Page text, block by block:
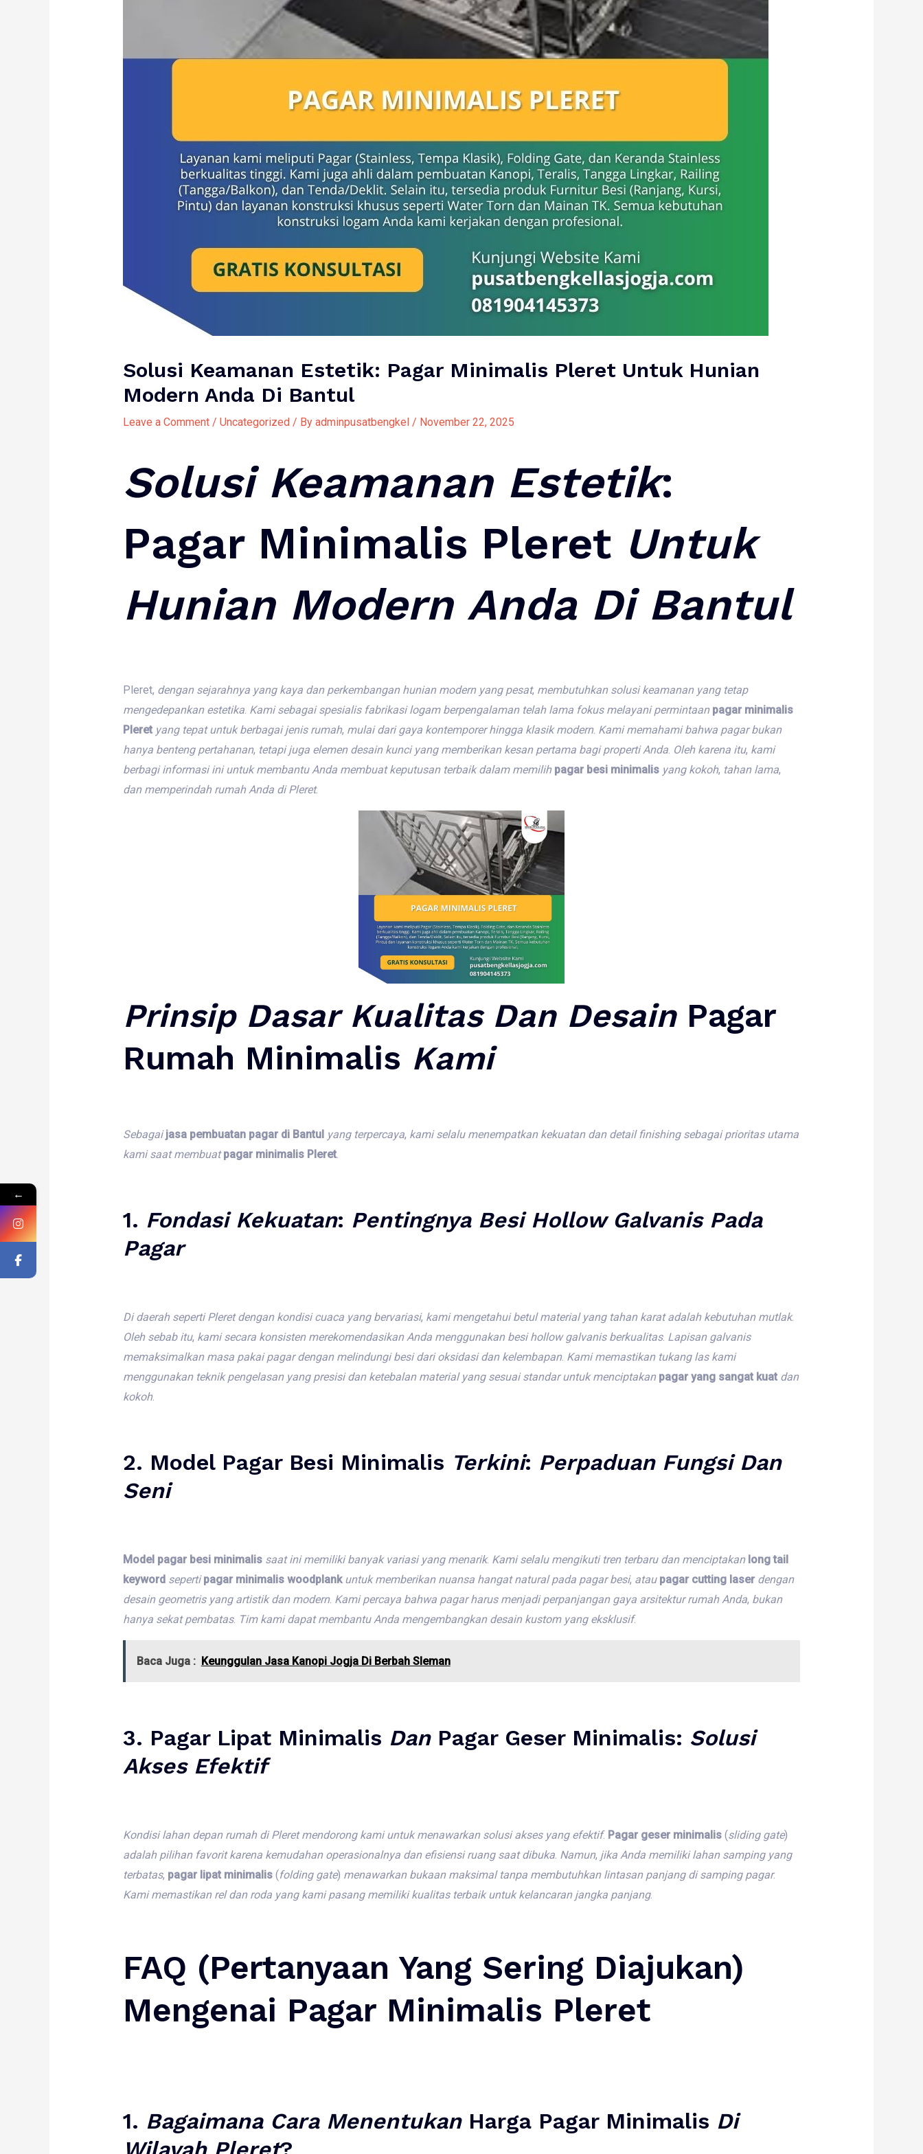
Solusi Keamanan Estetik: Pagar Minimalis Pleret Untuk Hunian
Modern Anda Di Bantul
Leave a Comment / Uncategorized / By adminpusatbengkel / November 22, 2025
Solusi Keamanan Estetik:
Pagar Minimalis Pleret Untuk
Hunian Modern Anda Di Bantul
Pleret, dengan sejarahnya yang kaya dan perkembangan hunian modern yang pesat, membutuhkan solusi keamanan yang tetap
mengedepankan estetika. Kami sebagai spesialis fabrikasi logam berpengalaman telah lama fokus melayani permintaan pagar minimalis
Pleret yang tepat untuk berbagai jenis rumah, mulai dari gaya kontemporer hingga klasik modern. Kami memahami bahwa pagar bukan
hanya benteng pertahanan, tetapi juga elemen desain kunci yang memberikan kesan pertama bagi properti Anda. Oleh karena itu, kami
berbagi informasi ini untuk membantu Anda membuat keputusan terbaik dalam memilih pagar besi minimalis yang kokoh, tahan lama,
dan memperindah rumah Anda di Pleret.
Prinsip Dasar Kualitas Dan Desain Pagar
Rumah Minimalis Kami
Sebagai jasa pembuatan pagar di Bantul yang terpercaya, kami selalu menempatkan kekuatan dan detail finishing sebagai prioritas utama
kami saat membuat pagar minimalis Pleret.
1. Fondasi Kekuatan: Pentingnya Besi Hollow Galvanis Pada
Pagar
Di daerah seperti Pleret dengan kondisi cuaca yang bervariasi, kami mengetahui betul material yang tahan karat adalah kebutuhan mutlak.
Oleh sebab itu, kami secara konsisten merekomendasikan Anda menggunakan besi hollow galvanis berkualitas. Lapisan galvanis
memaksimalkan masa pakai pagar dengan melindungi besi dari oksidasi dan kelembapan. Kami memastikan tukang las kami
menggunakan teknik pengelasan yang presisi dan ketebalan material yang sesuai standar untuk menciptakan pagar yang sangat kuat dan
kokoh.
2. Model Pagar Besi Minimalis Terkini: Perpaduan Fungsi Dan
Seni
Model pagar besi minimalis saat ini memiliki banyak variasi yang menarik. Kami selalu mengikuti tren terbaru dan menciptakan long tail
keyword seperti pagar minimalis woodplank untuk memberikan nuansa hangat natural pada pagar besi, atau pagar cutting laser dengan
desain geometris yang artistik dan modern. Kami percaya bahwa pagar harus menjadi perpanjangan gaya arsitektur rumah Anda, bukan
hanya sekat pembatas. Tim kami dapat membantu Anda mengembangkan desain kustom yang eksklusif.
Baca Juga : Keunggulan Jasa Kanopi Jogja Di Berbah Sleman
3. Pagar Lipat Minimalis Dan Pagar Geser Minimalis: Solusi
Akses Efektif
Kondisi lahan depan rumah di Pleret mendorong kami untuk menawarkan solusi akses yang efektif. Pagar geser minimalis(sliding gate)
adalah pilihan favorit karena kemudahan operasionalnya dan efisiensi ruang saat dibuka. Namun, jika Anda memiliki lahan samping yang
terbatas, pagar lipat minimalis(folding gate) menawarkan bukaan maksimal tanpa membutuhkan lintasan panjang di samping pagar.
Kami memastikan rel dan roda yang kami pasang memiliki kualitas terbaik untuk kelancaran jangka panjang.
FAQ (Pertanyaan Yang Sering Diajukan)
Mengenai Pagar Minimalis Pleret
1. Bagaimana Cara Menentukan Harga Pagar Minimalis Di
←